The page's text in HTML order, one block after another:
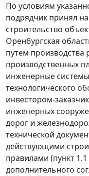
По условиям
подрядчик принял
строительство
Оренбургская
путем производства
производственных
инженерные
технологического
инвестором-
инженерных
дорог и
технической
действующими
правилами (пункт
дополнительного